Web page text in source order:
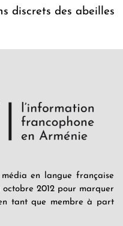
discrets des abeilles
en langue française
2012 pour marquer
tant que membre à part